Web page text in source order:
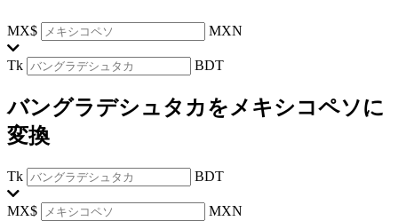
MX$ MXN
Tk BDT
バングラデシュタカをメキシコペソに
変換
Tk BDT
MX$
MXN